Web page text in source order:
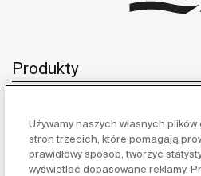
Produkty
Obsługa klienta
Używamy naszych własnych
stron trzecich, które pomagają
prawidłowy sposób, tworzyć
wyświetlać dopasowane reklamy.